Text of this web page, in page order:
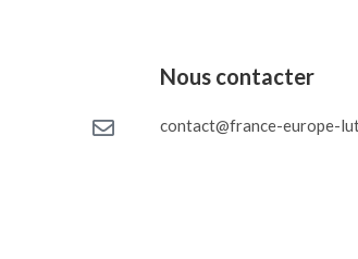
Nous contacter
contact@france-europe-